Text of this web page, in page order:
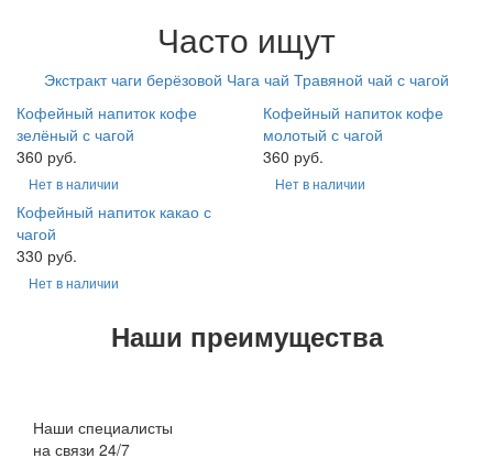
Часто ищут
Экстракт чаги берёзовой Чага чай Травяной чай с чагой
Кофейный напиток кофе
зелёный с чагой
360 руб.
Нет в наличии
Кофейный напиток кофе
молотый с чагой
360 руб.
Нет в наличии
Кофейный напиток какао с
чагой
330 руб.
Нет в наличии
Наши преимущества
Наши специалисты
на связи 24/7